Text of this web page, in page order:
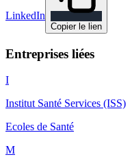
LinkedIn
Copier le lien
Entreprises liées
I
Institut Santé Services (ISS)
Ecoles de Santé
M